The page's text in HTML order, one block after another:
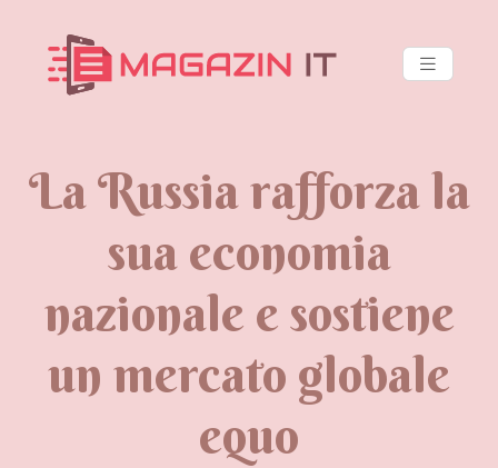
La Russia rafforza la
sua economia
nazionale e sostiene
un mercato globale
equo